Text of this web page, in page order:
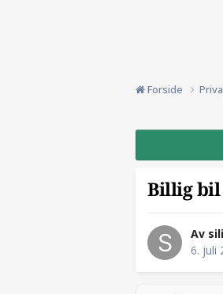
Forside
Billig bil
Av
6. juli